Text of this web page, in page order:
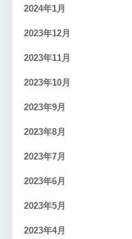
2024年1月
2023年12月
2023年11月
2023年10月
2023年9月
2023年8月
2023年7月
2023年6月
2023年5月
2023年4月